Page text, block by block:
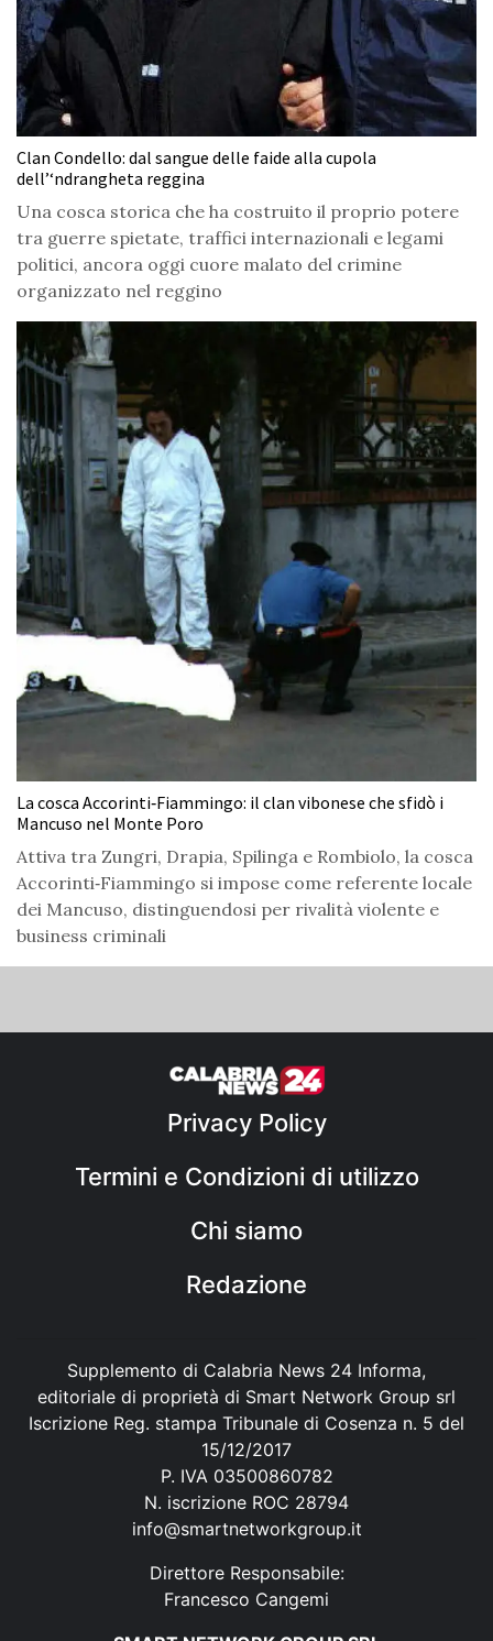
Clan Condello: dal sangue delle faide alla cupola
dell’‘ndrangheta reggina
Una cosca storica che ha costruito il proprio potere
tra guerre spietate, traffici internazionali e legami
politici, ancora oggi cuore malato del crimine
organizzato nel reggino
La cosca Accorinti‑Fiammingo: il clan vibonese che sfidò i
Mancuso nel Monte Poro
Attiva tra Zungri, Drapia, Spilinga e Rombiolo, la cosca
Accorinti‑Fiammingo si impose come referente locale
dei Mancuso, distinguendosi per rivalità violente e
business criminali
Privacy Policy
Termini e Condizioni di utilizzo
Chi siamo
Redazione
Supplemento di Calabria News 24 Informa,
editoriale di proprietà di Smart Network Group srl
Iscrizione Reg. stampa Tribunale di Cosenza n. 5 del
15/12/2017
P. IVA 03500860782
N. iscrizione ROC 28794
info@smartnetworkgroup.it
Direttore Responsabile:
Francesco Cangemi